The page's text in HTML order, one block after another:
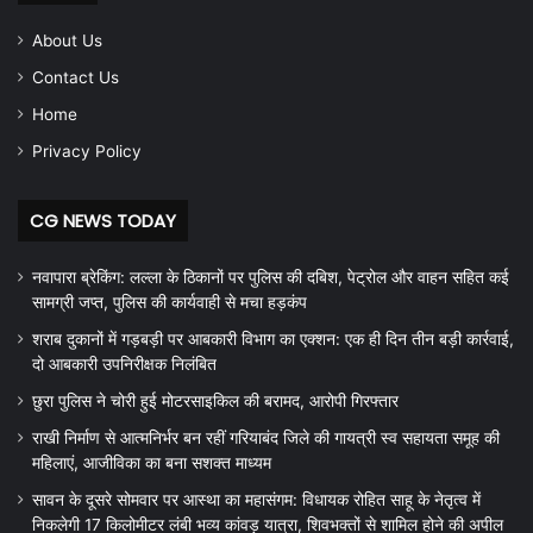
About Us
Contact Us
Home
Privacy Policy
CG NEWS TODAY
नवापारा ब्रेकिंग: लल्ला के ठिकानों पर पुलिस की दबिश, पेट्रोल और वाहन सहित कई
सामग्री जप्त, पुलिस की कार्यवाही से मचा हड़कंप
शराब दुकानों में गड़बड़ी पर आबकारी विभाग का एक्शन: एक ही दिन तीन बड़ी कार्रवाई,
दो आबकारी उपनिरीक्षक निलंबित
छुरा पुलिस ने चोरी हुई मोटरसाइकिल की बरामद, आरोपी गिरफ्तार
राखी निर्माण से आत्मनिर्भर बन रहीं गरियाबंद जिले की गायत्री स्व सहायता समूह की
महिलाएं, आजीविका का बना सशक्त माध्यम
सावन के दूसरे सोमवार पर आस्था का महासंगम: विधायक रोहित साहू के नेतृत्व में
निकलेगी 17 किलोमीटर लंबी भव्य कांवड़ यात्रा, शिवभक्तों से शामिल होने की अपील